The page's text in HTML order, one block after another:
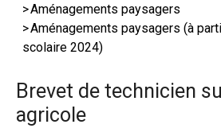
Aménagements paysagers
Aménagements paysagers (à
scolaire 2024)
Brevet de technicien
agricole